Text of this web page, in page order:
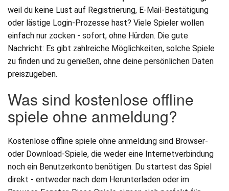
weil du keine Lust auf Registrierung, E-Mail-Bestätigung
oder lästige Login-Prozesse hast? Viele Spieler wollen
einfach nur zocken - sofort, ohne Hürden. Die gute
Nachricht: Es gibt zahlreiche Möglichkeiten, solche Spiele
zu finden und zu genießen, ohne deine persönlichen Daten
preiszugeben.
Was sind kostenlose offline
spiele ohne anmeldung?
Kostenlose offline spiele ohne anmeldung sind Browser-
oder Download-Spiele, die weder eine Internetverbindung
noch ein Benutzerkonto benötigen. Du startest das Spiel
direkt - entweder nach dem Herunterladen oder im